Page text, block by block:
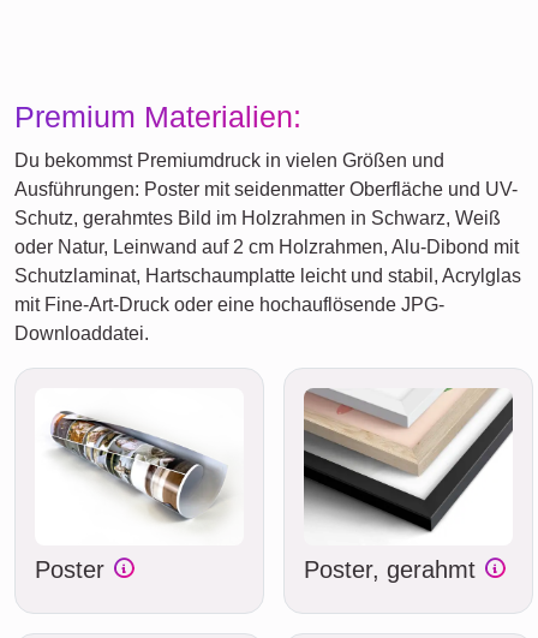
Premium Materialien:
Du bekommst Premiumdruck in vielen Größen und
Ausführungen: Poster mit seidenmatter Oberfläche und UV-
Schutz, gerahmtes Bild im Holzrahmen in Schwarz, Weiß
oder Natur, Leinwand auf 2 cm Holzrahmen, Alu-Dibond mit
Schutzlaminat, Hartschaumplatte leicht und stabil, Acrylglas
mit Fine-Art-Druck oder eine hochauflösende JPG-
Downloaddatei.
Poster Poster, gerahmt